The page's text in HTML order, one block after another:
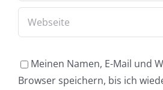
Meinen Namen, E-Mail und
Browser speichern, bis ich